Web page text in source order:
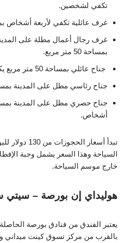
تكفي لشخصين.
غرف عائلية تكفي لأربعة أشخاص بمساحة 70
غرف رجال أعمال مطلة على
بمساحة 50 متر مربع.
جناح عائلي بمساحة 50 متر مربع يكفي لأربعة أشخاص.
جناح رئاسي مطل على المدينة بمساحة 90 متر
أشخاص.
تبدأ أسعار
السياحة وهذا السعر يشمل وجبة
خارج موسم السياحة.
هوليداي إن بورصة – سيتي
بالقرب من مركز تسوق كينت ميداني